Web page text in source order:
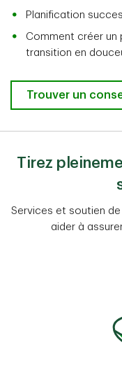
Planification
Comment créer un
transition en
Trouver un
Tirez
Services et soutien
aider à